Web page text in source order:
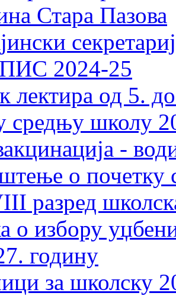
Стара Пазова
2024-25
лектира од 5.
средњу школу
-
о почетку
разред
о избору
годину
за школску